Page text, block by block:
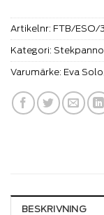
Artikelnr: FTB/ESO/
Kategori:
Varumärke: Eva Solo
BESKRIVNING